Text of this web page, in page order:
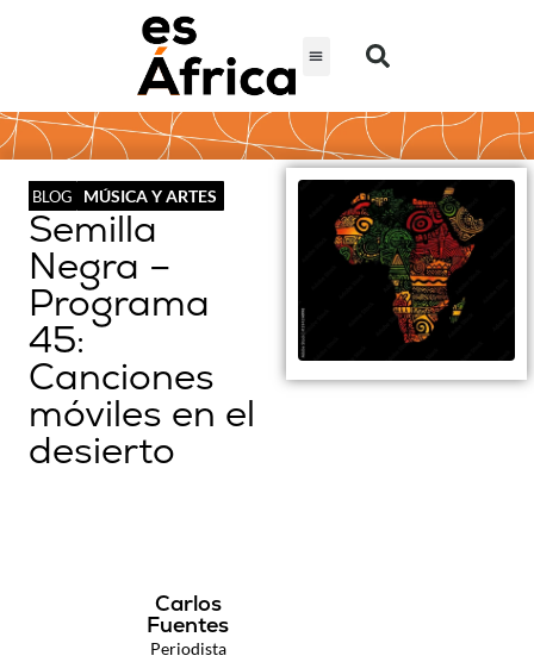
BLOG MÚSICA Y ARTES
Semilla
Negra –
Programa
45:
Canciones
móviles en el
desierto
Carlos
Fuentes
Periodista